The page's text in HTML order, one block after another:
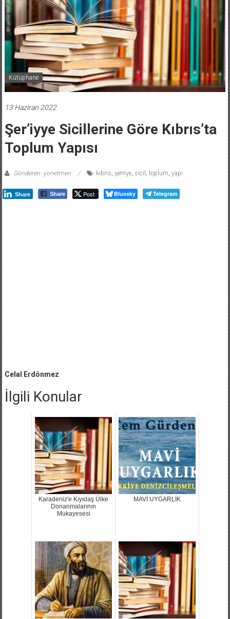
Kütüphane
13 Haziran 2022
Şer’iyye Sicillerine Göre Kıbrıs’ta
Toplum Yapısı
Gönderen: yonetmen kıbrıs şerriye, sicil toplum yapı
Share Share Post Bluesky Telegram
Celal Erdönmez
İlgili Konular
Karadeniz'e Kıyıdaş Ülke
Donanmalarının
Mukayesesi
MAVİ UYGARLIK